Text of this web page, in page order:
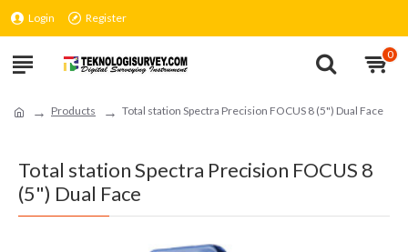
Login Register
0
Products Total station Spectra Precision FOCUS 8 (5") Dual Face
Total station Spectra Precision FOCUS 8
(5") Dual Face